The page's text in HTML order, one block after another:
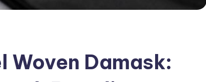
Woven Damask: